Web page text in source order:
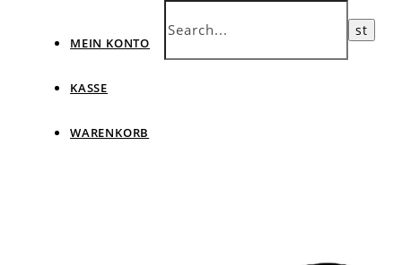
MEIN KONTO
KASSE
WARENKORB